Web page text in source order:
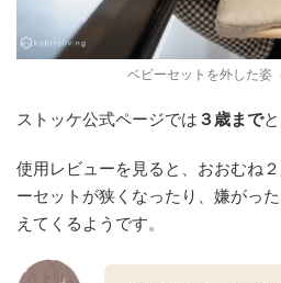
ベビーセットを外した姿
ストッケ公式ページでは ３歳まで
使用レビューを見ると、おおむね
ーセットが狭くなったり、嫌がっ
えてくるようです。